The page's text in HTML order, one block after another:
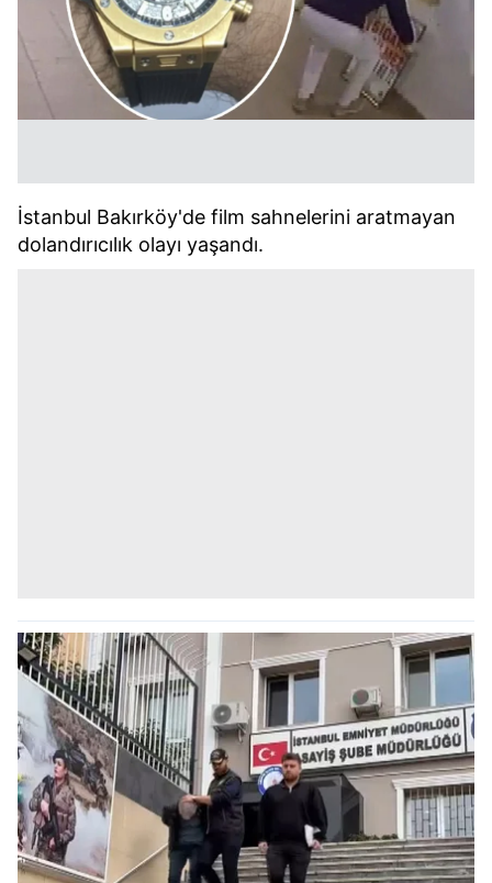
İstanbul Bakırköy'de film sahnelerini aratmayan
dolandırıcılık olayı yaşandı.